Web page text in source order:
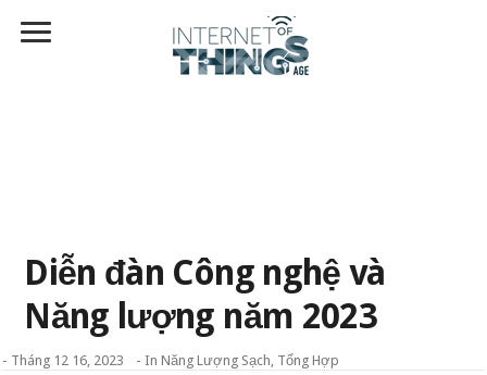
Diễn đàn Công nghệ và
Năng lượng năm 2023
- Tháng 12 16, 2023 - InNăng Lượng Sạch, Tổng Hợp